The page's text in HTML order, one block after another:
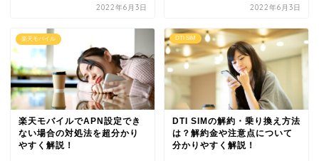
2022年6月3日 2022年6月3日
楽天モバイル
楽天モバイルでAPN設定でき
ない場合の対処法を超分かり
やすく解説！
DTI SIM
DTI SIMの解約・乗り換え方法
は？解約金や注意点について
分かりやすく解説！